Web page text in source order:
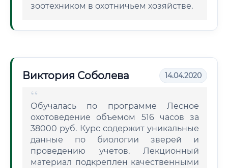
зоотехником в охотничьем хозяйстве.
Виктория Соболева 14.04.2020
Обучалась по программе Лесное
охотоведение объемом 516 часов за
38000 руб. Курс содержит уникальные
данные по биологии зверей и
проведению учетов. Лекционный
материал подкреплен качественными